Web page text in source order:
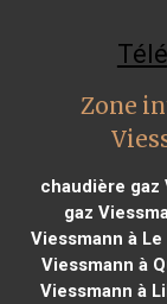
Zone
chaudière gaz
gaz
Viessmann à
Viessmann à
Viessmann à